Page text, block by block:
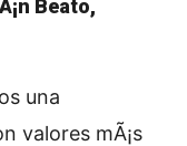
Beato,
una
valores mÃ¡s